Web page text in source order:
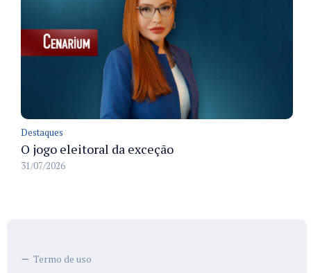
Destaques
O jogo eleitoral da exceção
31/07/2026
Termo de uso